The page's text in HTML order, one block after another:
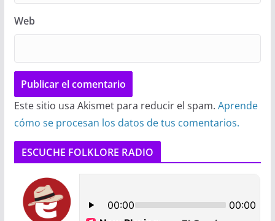
Web
Este sitio usa Akismet para reducir el spam. Aprende
cómo se procesan los datos de tus comentarios.
ESCUCHE FOLKLORE RADIO